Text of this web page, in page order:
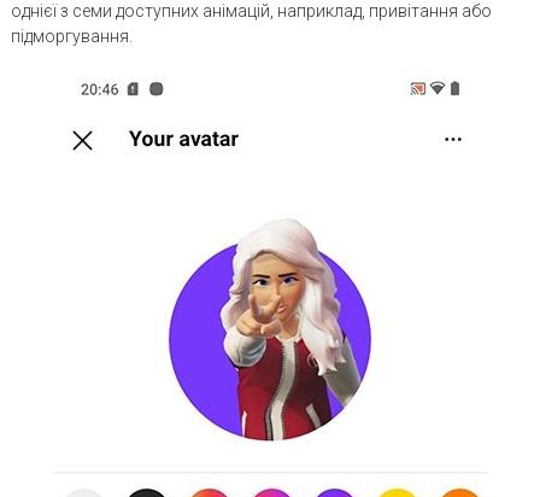
однієї з семи доступних анімацій, наприклад, привітання або
підморгування.